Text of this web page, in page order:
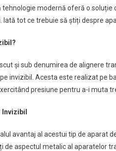
modernă oferă o
Iată tot ce trebuie să știți despre
și sub denumirea de alignere
invizibil. Acesta este realizat pe
presiune pentru a-i muta
avantaj al acestui tip de aparat
de aspectul metalic al aparatelor